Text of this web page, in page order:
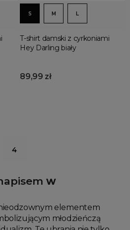
S M L
T-shirt damski z cyrkoniami
Hey Darling biały
89,99 zł
4
w
elementem
młodzieńczą